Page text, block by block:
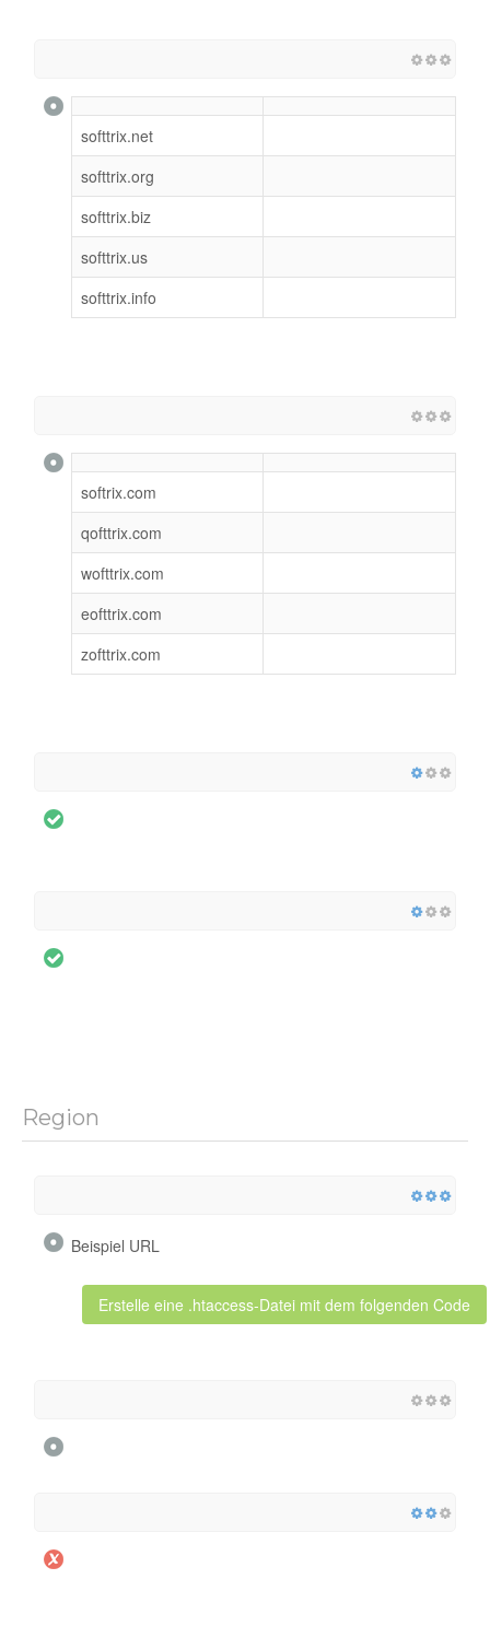
softtrix.net
softtrix.org
softtrix.biz
softtrix.us
softtrix.info
softrix.com
qofttrix.com
wofttrix.com
eofttrix.com
zofttrix.com
Region
Beispiel URL
Erstelle eine .htaccess-Datei mit dem folgenden Code